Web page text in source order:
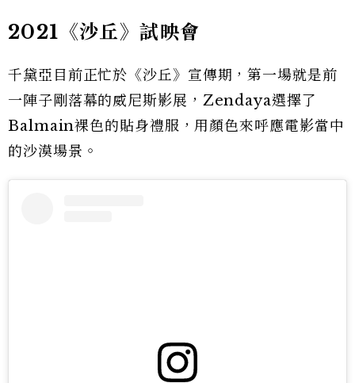
2021《沙丘》試映會
千黛亞目前正忙於《沙丘》宣傳期，第一場就是前
一陣子剛落幕的威尼斯影展，Zendaya選擇了
Balmain裸色的貼身禮服，用顏色來呼應電影當中
的沙漠場景。